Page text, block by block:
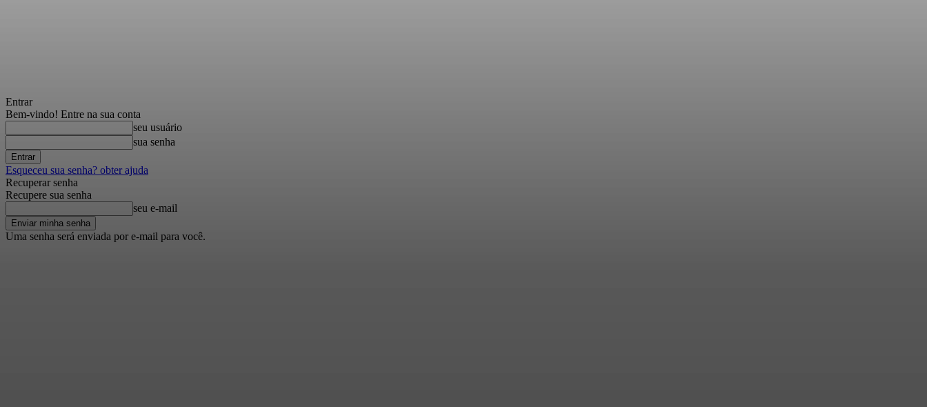
Entrar
Bem-vindo! Entre na sua conta
seu usuário
sua senha
Esqueceu sua senha? obter ajuda
Recuperar senha
Recupere sua senha
seu e-mail
Uma senha será enviada por e-mail para você.